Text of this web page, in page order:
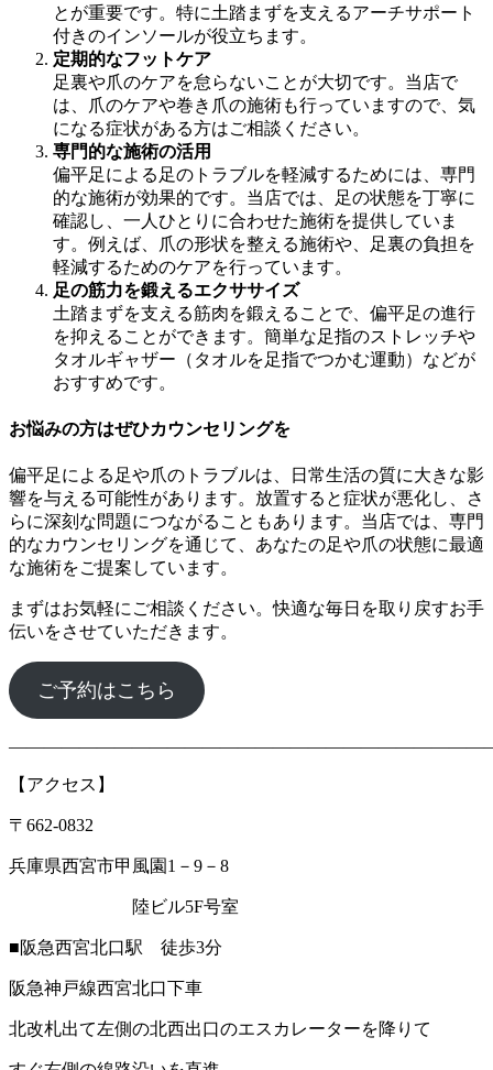
とが重要です。特に土踏まずを支えるアーチサポート
付きのインソールが役立ちます。
定期的なフットケア
足裏や爪のケアを怠らないことが大切です。当店で
は、爪のケアや巻き爪の施術も行っていますので、気
になる症状がある方はご相談ください。
専門的な施術の活用
偏平足による足のトラブルを軽減するためには、専門
的な施術が効果的です。当店では、足の状態を丁寧に
確認し、一人ひとりに合わせた施術を提供していま
す。例えば、爪の形状を整える施術や、足裏の負担を
軽減するためのケアを行っています。
足の筋力を鍛えるエクササイズ
土踏まずを支える筋肉を鍛えることで、偏平足の進行
を抑えることができます。簡単な足指のストレッチや
タオルギャザー（タオルを足指でつかむ運動）などが
おすすめです。
お悩みの方はぜひカウンセリングを
偏平足による足や爪のトラブルは、日常生活の質に大きな影
響を与える可能性があります。放置すると症状が悪化し、さ
らに深刻な問題につながることもあります。当店では、専門
的なカウンセリングを通じて、あなたの足や爪の状態に最適
な施術をご提案しています。
まずはお気軽にご相談ください。快適な毎日を取り戻すお手
伝いをさせていただきます。
ご予約はこちら
【アクセス】
〒662‐0832
兵庫県西宮市甲風園1－9－8
陸ビル5F号室
■阪急西宮北口駅 徒歩3分
阪急神戸線西宮北口下車
北改札出て左側の北西出口のエスカレーターを降りて